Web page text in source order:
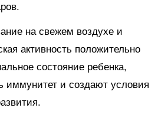
на свежем воздухе и
активность положительно
состояние ребенка,
иммунитет и создают условия